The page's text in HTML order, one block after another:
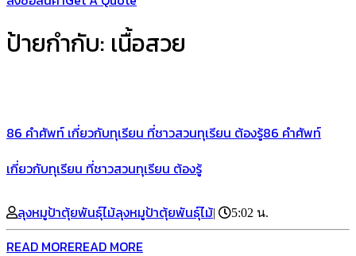
ป้ายกำกับ: เนื้อสวย
86 คำศัพท์ เกี่ยวกับทุเรียน ที่ชาวสวนทุเรียน ต้องรู้86 คำศัพท์
เกี่ยวกับทุเรียน ที่ชาวสวนทุเรียน ต้องรู้
ลุงหมูป้าตุ้ยพันธุ์ไม้ลุงหมูป้าตุ้ยพันธุ์ไม้| 5:02 น.
READ MOREREAD MORE